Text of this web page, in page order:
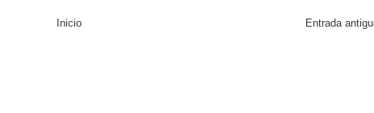
Entrada
Inicio